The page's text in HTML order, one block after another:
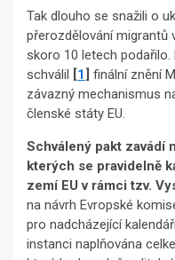
Tak dlouho se snažili o
přerozdělování migrantů
skoro 10 letech
schválil [1] finální znění
závazný mechanismus
členské státy EU.
Schválený pakt zavádí
kterých se pravidelně
zemí EU v rámci tzv.
na návrh Evropské
pro nadcházející
instanci naplňována